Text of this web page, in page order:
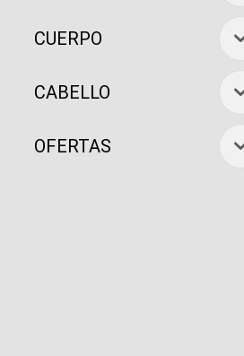
CUERPO
CABELLO
OFERTAS